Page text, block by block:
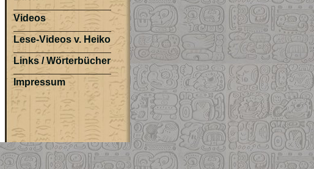
Videos
Lese-Videos v. Heiko
Links / Wörterbücher
Impressum